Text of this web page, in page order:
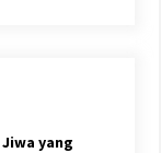
yang